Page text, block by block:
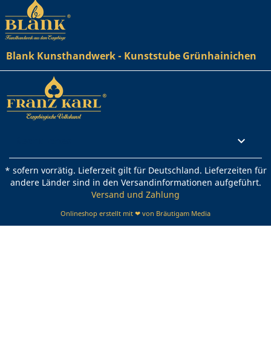
Blank Kunsthandwerk - Kunststube Grünhainichen

* sofern vorrätig. Lieferzeit gilt für Deutschland. Lieferzeiten für
andere Länder sind in den Versandinformationen aufgeführt.
Versand und Zahlung
Onlineshop erstellt mit ❤ von Bräutigam Media